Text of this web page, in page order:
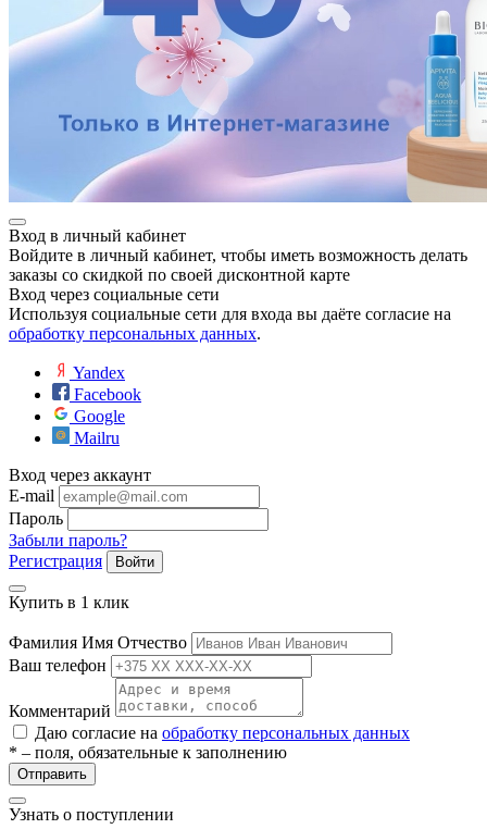
Вход в личный кабинет
Войдите в личный кабинет, чтобы иметь возможность делать
заказы со скидкой по своей дисконтной карте
Вход через социальные сети
Используя социальные сети для входа вы даёте согласие на
обработку персональных данных.
Yandex
Facebook
Google
Mailru
Вход через аккаунт
E-mail
Пароль
Забыли пароль?
Регистрация
Войти
Купить в 1 клик
Фамилия Имя Отчество
Ваш телефон
Комментарий
Даю согласие на обработку персональных данных
* – поля, обязательные к заполнению
Отправить
Узнать о поступлении